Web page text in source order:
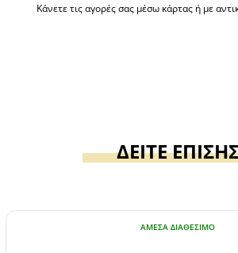
Κάνετε τις αγορές σας μέσω κάρτας ή με
ΔΕΙΤΕ
ΆΜΕΣΑ ΔΙΑΘΈΣΙΜΟ